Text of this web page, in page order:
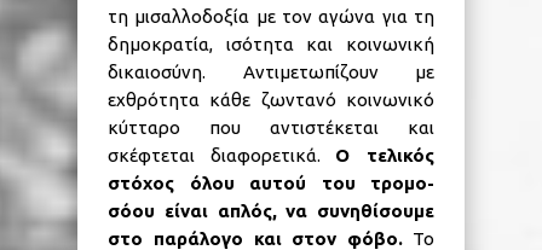
τη μισαλλοδοξία με τον αγώνα για τη
δημοκρατία, ισότητα και κοινωνική
δικαιοσύνη. Αντιμετωπίζουν με
εχθρότητα κάθε ζωντανό κοινωνικό
κύτταρο που αντιστέκεται και
σκέφτεται διαφορετικά. Ο τελικός
στόχος όλου αυτού του τρομο-
σόου είναι απλός, να συνηθίσουμε
στο παράλογο και στον φόβο. Το